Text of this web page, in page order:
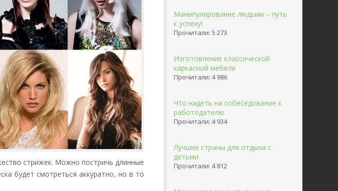
стрижек. Можно постричь длинные
будет смотреться аккуратно, но в то
Манипулирование людьми – путь
к успеху!
Прочитали: 5 273
Изготовление классической
каркасной мебели
Прочитали: 4 986
Что надеть на собеседование к
работодателю
Прочитали: 4 934
Лучшие страны для отдыха с
детьми
Прочитали: 4 812